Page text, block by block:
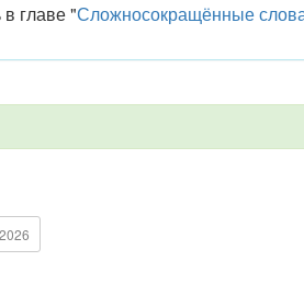
главе "Сложносокращённые